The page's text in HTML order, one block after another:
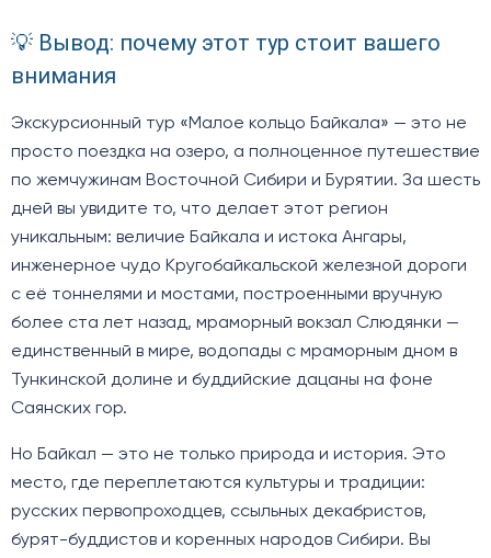
💡 Вывод: почему этот тур стоит вашего
внимания
Экскурсионный тур «Малое кольцо Байкала» — это не
просто поездка на озеро, а полноценное путешествие
по жемчужинам Восточной Сибири и Бурятии. За шесть
дней вы увидите то, что делает этот регион
уникальным: величие Байкала и истока Ангары,
инженерное чудо Кругобайкальской железной дороги
с её тоннелями и мостами, построенными вручную
более ста лет назад, мраморный вокзал Слюдянки —
единственный в мире, водопады с мраморным дном в
Тункинской долине и буддийские дацаны на фоне
Саянских гор.
Но Байкал — это не только природа и история. Это
место, где переплетаются культуры и традиции:
русских первопроходцев, ссыльных декабристов,
бурят-буддистов и коренных народов Сибири. Вы